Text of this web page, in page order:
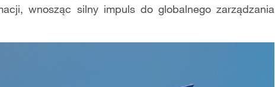
wnosząc silny impuls do globalnego zarządzania